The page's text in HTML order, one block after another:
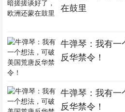
在鼓里
牛弹琴：我有一
反华禁令！
牛弹琴：我有一
反华禁令！